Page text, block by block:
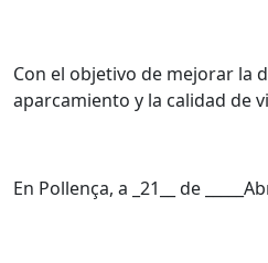
Con el objetivo de mejorar la
aparcamiento y la calidad de
En Pollença, a _21__ de